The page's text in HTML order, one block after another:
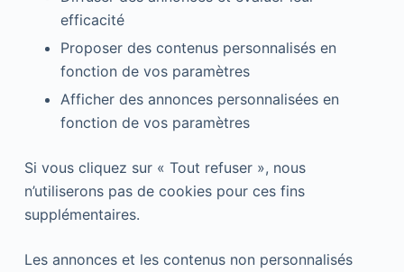
efficacité
Proposer des contenus personnalisés en
fonction de vos paramètres
Afficher des annonces personnalisées en
fonction de vos paramètres
Si vous cliquez sur « Tout refuser », nous
n’utiliserons pas de cookies pour ces fins
supplémentaires.
Les annonces et les contenus non personnalisés